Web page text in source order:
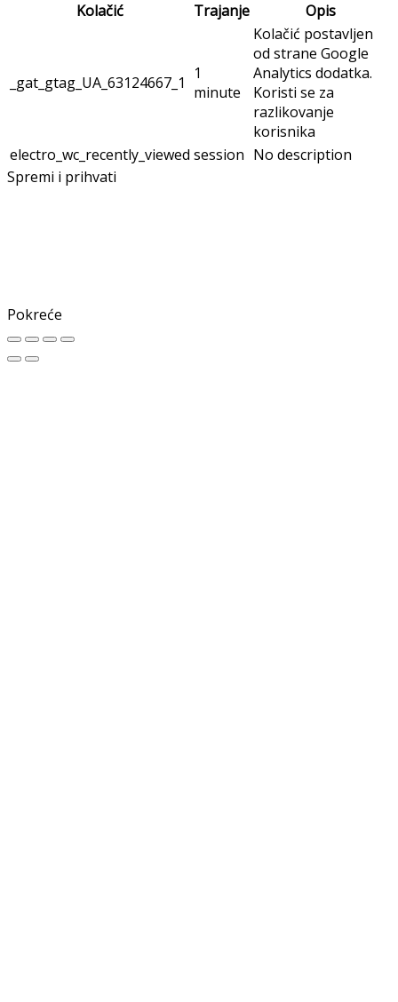
Kolačić
Trajanje Opis
_gat_gtag_UA_63124667_1
1
minute
Kolačić postavljen
od strane Google
Analytics dodatka.
Koristi se za
razlikovanje
korisnika
electro_wc_recently_viewed session No description
Spremi i prihvati
Pokreće